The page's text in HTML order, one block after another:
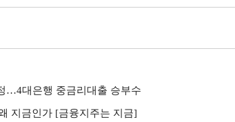
…4대은행 중금리대출 승부수
지금인가 [금융지주는 지금]